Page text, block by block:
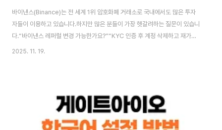
바이낸스(Binance)는 전 세계 1위 암호화폐 거래소로 국내에서도 많은 투자
자들이 이용하고 있습니다.하지만 많은 분들이 가장 헷갈려하는 질문이 있습니
다.“바이낸스 레퍼럴 변경 가능한가요?”“KYC 인증 후 계정 삭제하고 재가입
할 수 있나요?”“수수료 페이백 혜택을 다시 받는 방법이 있나요?”이 글에서는
럴(추천 코드) 변경이 불가능합니다.즉추천 코드 없이 가입했거나잘못된 코드
로 가입했다면→ 해당 계정 UID로는 수수료 할인·페이백 혜택을 받을 수 없습
니다.➡ 이런 경우 선택지는 하나..
2025. 11. 19.